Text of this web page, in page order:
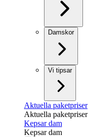
Damskor
Vi tipsar
Aktuella paketpriser
Aktuella paketpriser
Kepsar dam
Kepsar dam